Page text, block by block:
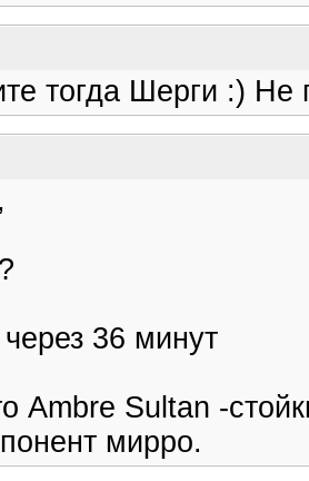
тогда Шерги :) Не
36 минут
Ambrе Sultan -
мирро.